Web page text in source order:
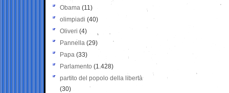
Obama (11)
olimpiadi (40)
Oliveri (4)
Pannella (29)
Papa (33)
Parlamento (1.428)
partito del popolo della libertà
(30)